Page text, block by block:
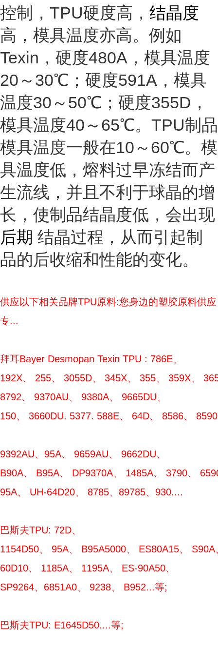
控制，TPU硬度高， 结晶度
高，模具温度亦高。例如
Texin，硬度480A，模具温度
20～30℃；硬度591A，模具
温度30～50℃；硬度355D，
模具温度40～65℃。TPU制品
模具温度一般在10～60℃。模
具温度低，熔料过早冻结而产
生流线，并且不利于球晶的增
长，使制品结晶度低，会出现
后期 结晶过程，从而引起制
品的后收缩和性能的变化。
供应以下相关品牌TPU原料:您身边的塑胶原料供应
专...
拜耳Bayer Desmopan Texin TPU : 786E、
192X、 255、 3055D、 345X、 355、 359X、
8792、 9370AU、 9380A、 9665DU、
150、 3660DU. 5377. 588E、 64D、 8586、
9392AU、95A、 9659AU、 9662DU、
B90A、 B95A、 DP9370A、 1485A、 3790、
95A、 UH-64D20、 8785、89785、930....
巴斯夫TPU: 72D、
1154D50、 95A、 B95A5000、 ES80A15、
60D10、 1185A、 1195A、 ES-90A50、
SP9264、6851A0、 9238、 B952...等;
巴斯夫TPU: E1645D50....等;